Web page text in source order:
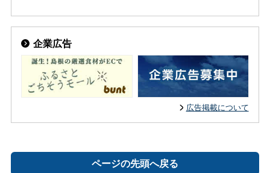
企業広告
広告掲載について
ページの先頭へ戻る